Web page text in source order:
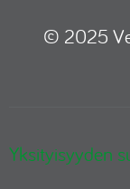
© 2025
Yksityisyyden